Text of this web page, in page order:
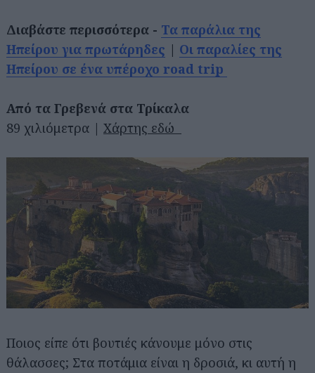
Διαβάστε περισσότερα - Τα παράλια της
Ηπείρου για πρωτάρηδες | Οι παραλίες της
Ηπείρου σε ένα υπέροχο road trip
Από τα Γρεβενά στα Τρίκαλα
89 χιλιόμετρα | Χάρτης εδώ
Ποιος είπε ότι βουτιές κάνουμε μόνο στις
θάλασσες; Στα ποτάμια είναι η δροσιά, κι αυτή η